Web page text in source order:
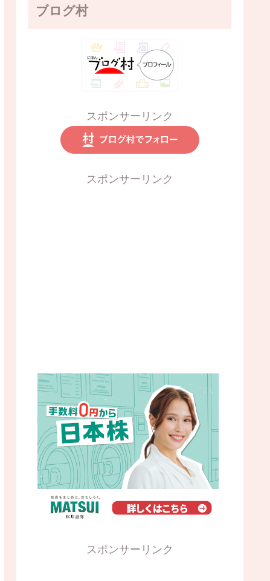
ブログ村
スポンサーリンク
スポンサーリンク
スポンサーリンク